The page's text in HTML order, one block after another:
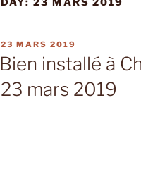
PUBLIÉ
LE
23 MARS 2019
Bien installé à
23 mars 2019